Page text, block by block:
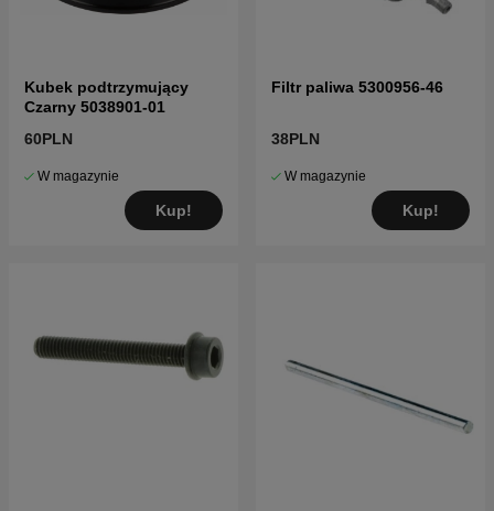
Kubek podtrzymujący
Czarny 5038901-01
60PLN
W magazynie
Kup!
Filtr paliwa 5300956-46
38PLN
W magazynie
Kup!